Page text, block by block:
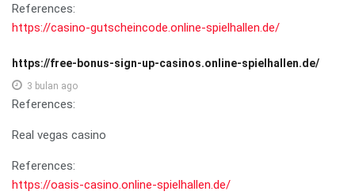
References:
https://casino-gutscheincode.online-spielhallen.de/
https://free-bonus-sign-up-casinos.online-spielhallen.de/
3 bulan ago
References:
Real vegas casino
References:
https://oasis-casino.online-spielhallen.de/